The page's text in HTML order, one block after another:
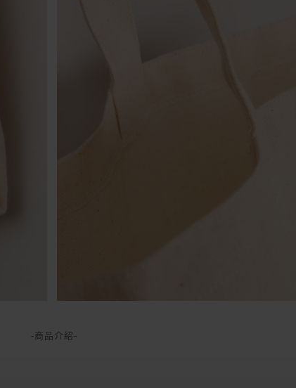
-商品介紹-